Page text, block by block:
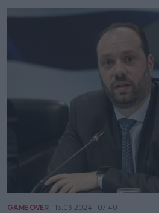
GAME OVER 15.03.2024 - 07:40